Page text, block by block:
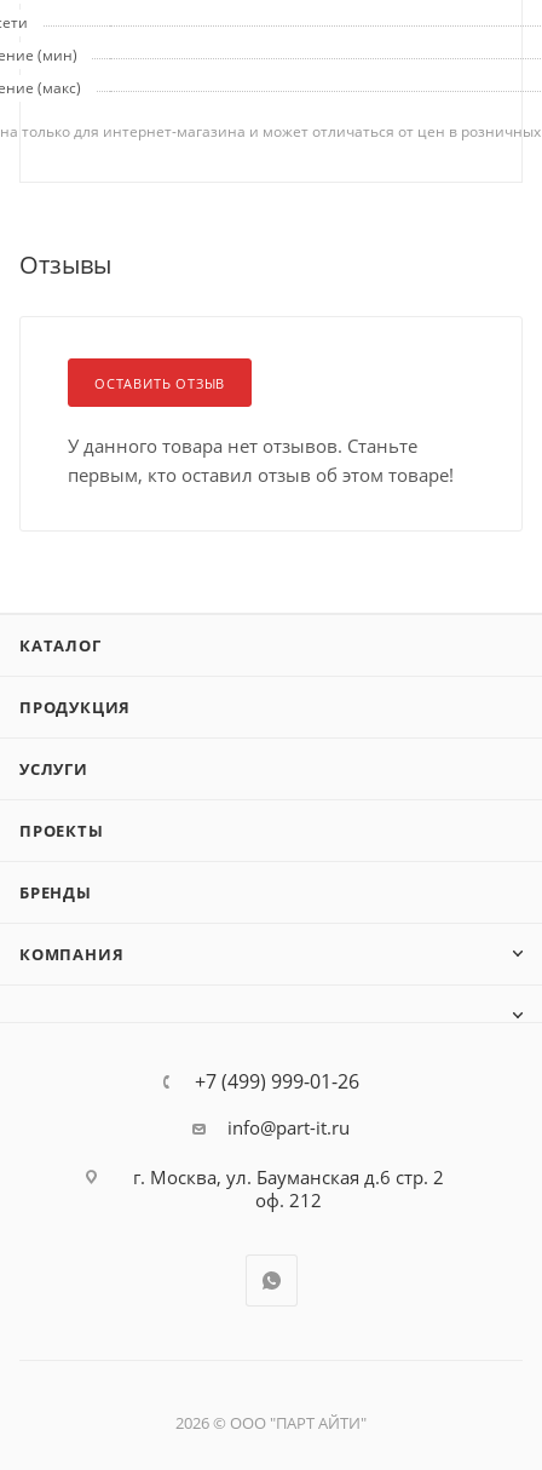
(мин)
(макс)
только для интернет-магазина и может отличаться от цен в
Отзывы
ОСТАВИТЬ ОТЗЫВ
У данного товара нет отзывов. Станьте
первым, кто оставил отзыв об этом товаре!
КАТАЛОГ
ПРОДУКЦИЯ
УСЛУГИ
ПРОЕКТЫ
БРЕНДЫ
КОМПАНИЯ
+7 (499) 999-01-26
info@part-it.ru
г. Москва, ул. Бауманская д.6 стр. 2
оф. 212
2026 © ООО "ПАРТ АЙТИ"